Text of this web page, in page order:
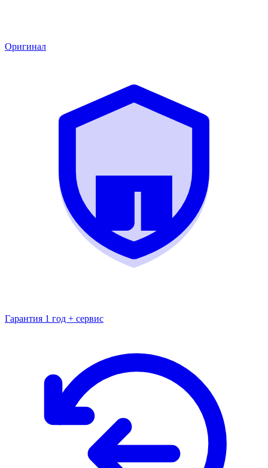
Оригинал
Гарантия 1 год + сервис